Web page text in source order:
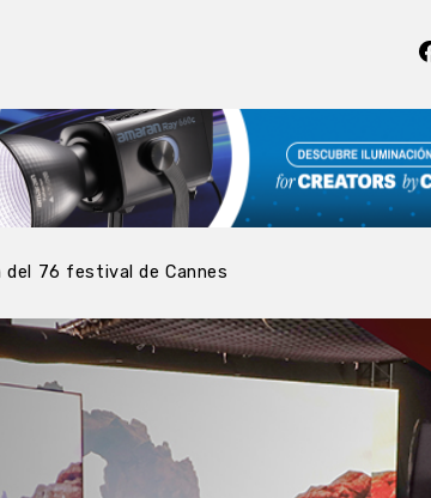
del 76 festival de Cannes